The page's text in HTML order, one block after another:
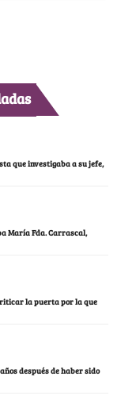
que investigaba a su jefe,
María Fda. Carrascal,
la puerta por la que
después de haber sido